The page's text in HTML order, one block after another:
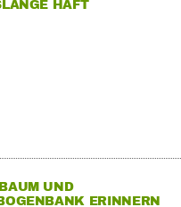
HAFT
UND
ERINNERN